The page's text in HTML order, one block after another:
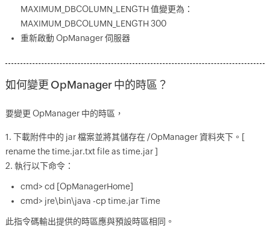
MAXIMUM_DBCOLUMN_LENGTH 值變更為：
MAXIMUM_DBCOLUMN_LENGTH 300
重新啟動 OpManager 伺服器
如何變更 OpManager 中的時區？
要變更 OpManager 中的時區，
1. 下載附件中的 jar 檔案並將其儲存在 /OpManager 資料夾下。[
rename the time.jar.txt file as time.jar ]
2. 執行以下命令：
cmd> cd [OpManagerHome]
cmd> jre\bin\java -cp time.jar Time
此指令碼輸出提供的時區應與預設時區相同。